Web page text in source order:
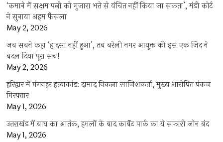
‘कमाने में सक्षम पत्नी को गुजारा भत्ते से वंचित नहीं किया जा सकता’, मंडी कोर्ट
ने सुनाया अहम फैसला
May 2, 2026
जब सबने कहा ‘हादसा नहीं हुआ’, तब बरेली नगर आयुक्त की इस एक जिद ने
बदल दिया पूरा सच!
May 2, 2026
हरिद्वार में गंगनहर हत्याकांड: दामाद निकला साजिशकर्ता, मुख्य आरोपित पंकज
गिरफ्तार
May 1, 2026
उत्तराखंड में बाघ का आतंक, हमलों के बाद कार्बेट पार्क का ये सफारी जोन बंद
May 1, 2026